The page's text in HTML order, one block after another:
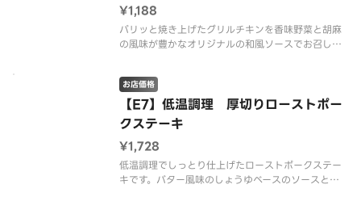
¥1,188
パリッと焼き上げたグリルチキンを香味野菜と胡麻
の風味が豊かなオリジナルの和風ソースでお召し上
ます。※商品の栄養成分・アレルゲン情報は、デニ
ーズのホームページをご確認ください。
【E7】低温調理 厚切りローストポー
クステーキ
お店価格
¥1,728
低温調理でしっとり仕上げたローストポークステー
キです。バター風味のしょうゆベースのソースとレ